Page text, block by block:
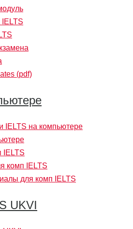
IELTS
(pdf)
IELTS на компьютере
IELTS
комп IELTS
для комп IELTS
UKVI